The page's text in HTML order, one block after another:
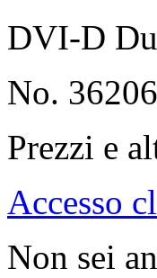
DVI-D
No. 36206
Prezzi e
Accesso
Non sei